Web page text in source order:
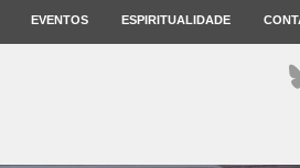
EVENTOS ESPIRITUALIDADE